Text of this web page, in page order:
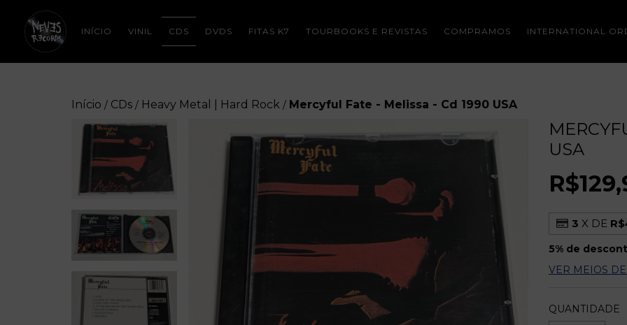
INÍCIO VINIL CDS DVDS FITAS K7 TOURBOOKS E REVISTAS COMPRAMOS INTERNATIONAL
Início / CDs / Heavy Metal | Hard Rock / Mercyful Fate - Melissa - Cd 1990 USA
USA
3 X DE
5% de
VER MEIOS
QUANTIDADE